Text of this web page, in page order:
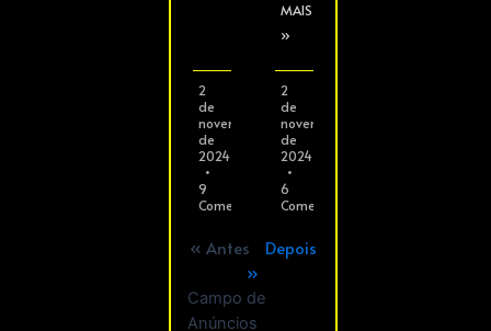
2
de
novembro
de
2024
9
Comentários
MAIS
»
2
de
novembro
de
2024
6
Comentários
« Antes
Depois
»
Campo de
Anúncios